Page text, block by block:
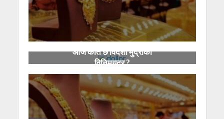
आज कति छ विदेशी मुद्राको
विनिमयदर ?